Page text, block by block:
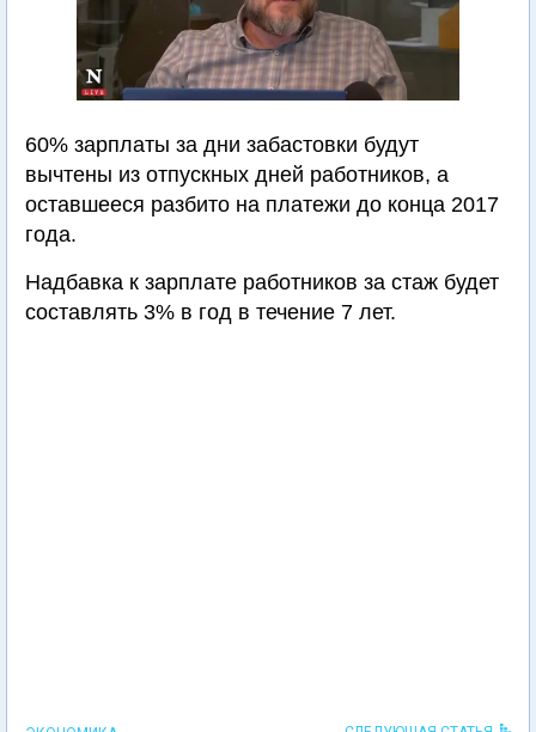
60% зарплаты за дни забастовки будут
вычтены из отпускных дней работников, а
оставшееся разбито на платежи до конца 2017
года.
Надбавка к зарплате работников за стаж будет
составлять 3% в год в течение 7 лет.